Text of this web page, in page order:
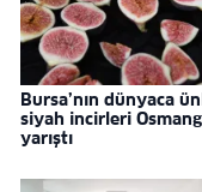
Bursa’nın dünyaca
siyah incirleri
yarıştı